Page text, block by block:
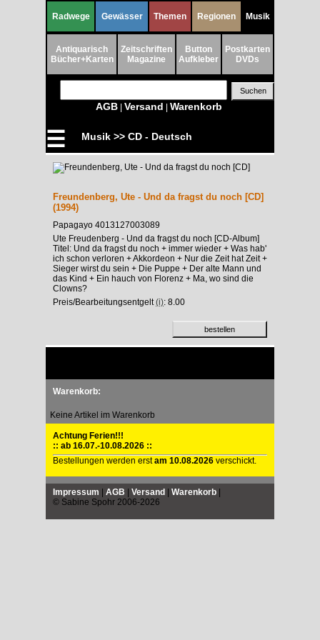
Radwege Gewässer Themen Regionen Musik
Antiquarisch
Bücher+Karten
Zeitschriften
Magazine
Button
Aufkleber
Postkarten
DVDs
AGB | Versand | Warenkorb
☰ Musik >> CD - Deutsch
Freundenberg, Ute - Und da fragst du noch [CD]
(1994)
Papagayo 4013127003089
Ute Freudenberg - Und da fragst du noch [CD-Album]
Titel: Und da fragst du noch + immer wieder + Was hab'
ich schon verloren + Akkordeon + Nur die Zeit hat Zeit +
Sieger wirst du sein + Die Puppe + Der alte Mann und
das Kind + Ein hauch von Florenz + Ma, wo sind die
Clowns?
Preis/Bearbeitungsentgelt(i): 8.00
Warenkorb:
Keine Artikel im Warenkorb
Achtung Ferien!!!
:: ab 16.07.-10.08.2026 ::
Bestellungen werden erstam 10.08.2026 verschickt.
Impressum | AGB | Versand | Warenkorb |
© Sabine Spohr 2006-2026